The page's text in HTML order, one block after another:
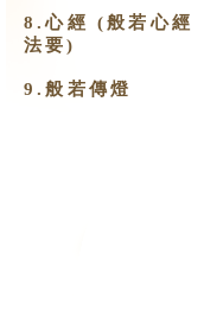
8.心經 (般若心經
法要)
9.​般若傳燈